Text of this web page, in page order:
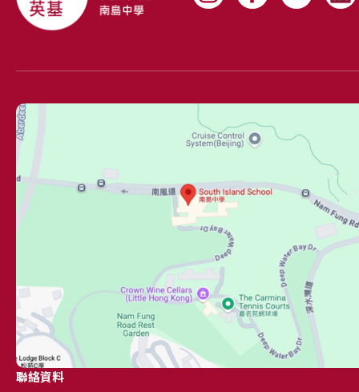
聯絡資料